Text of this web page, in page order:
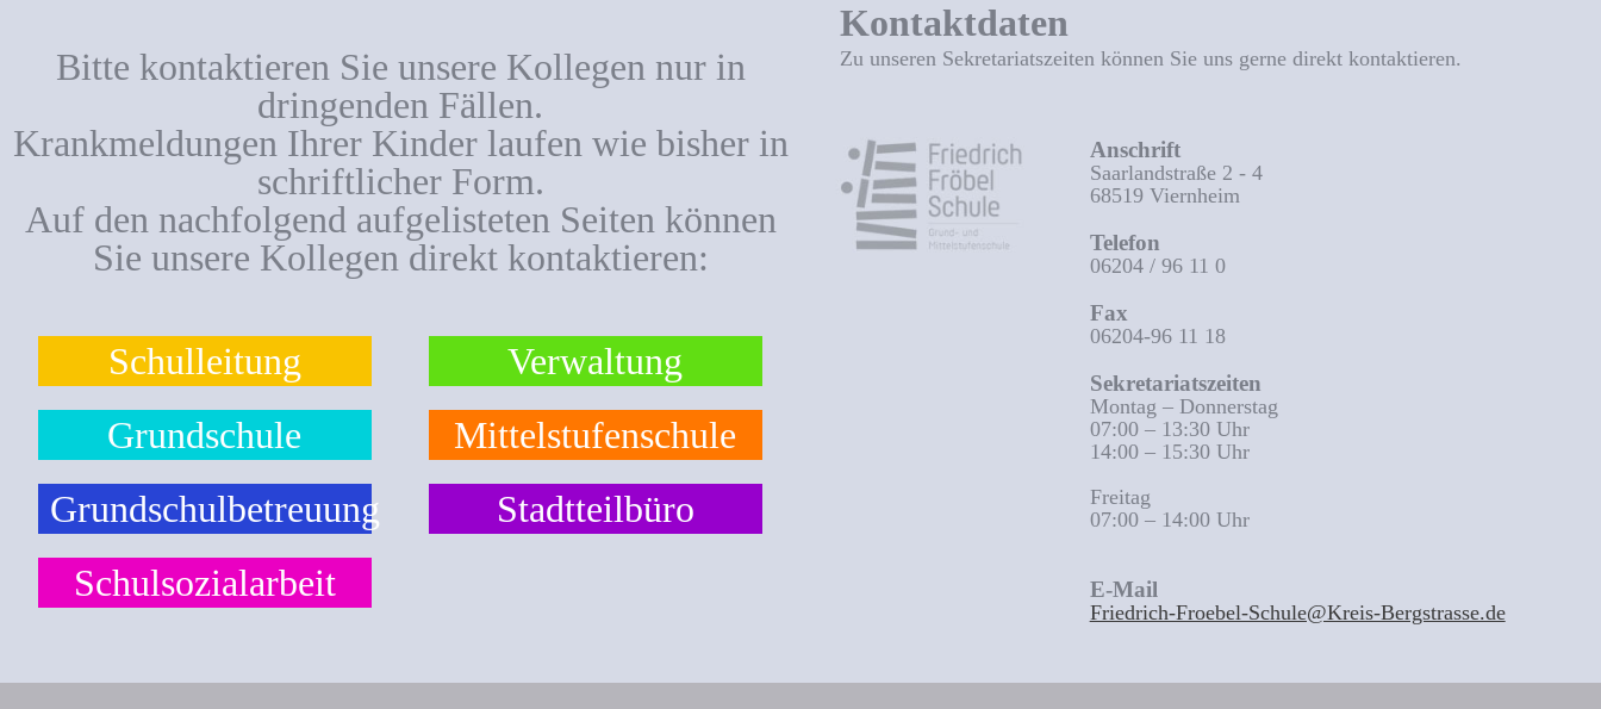
Bitte kontaktieren Sie unsere Kollegen nur in
dringenden Fällen.
Krankmeldungen Ihrer Kinder laufen wie bisher in
schriftlicher Form.
Auf den nachfolgend aufgelisteten Seiten können
Sie unsere Kollegen direkt kontaktieren:
Schulleitung
Verwaltung
Grundschule
Mittelstufenschule
Grundschulbetreuung
Stadtteilbüro
Schulsozialarbeit
Kontaktdaten
Zu unseren Sekretariatszeiten können Sie uns gerne direkt kontaktieren.
Anschrift
Saarlandstraße 2 - 4
68519 Viernheim
Telefon
06204 / 96 11 0
Fax
06204-96 11 18
Sekretariatszeiten
Montag – Donnerstag
07:00 – 13:30 Uhr
14:00 – 15:30 Uhr
Freitag
07:00 – 14:00 Uhr
E-Mail
Friedrich-Froebel-Schule@Kreis-Bergstrasse.de